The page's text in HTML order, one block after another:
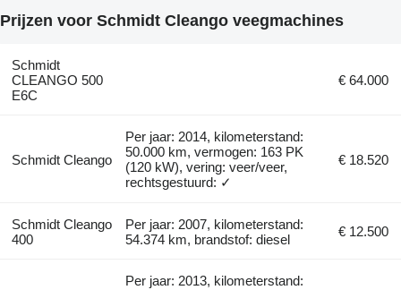
Prijzen voor Schmidt Cleango veegmachines
Schmidt
CLEANGO 500
E6C
€ 64.000
Schmidt Cleango
Per jaar: 2014, kilometerstand:
50.000 km, vermogen: 163 PK
(120 kW), vering: veer/veer,
rechtsgestuurd: ✓
€ 18.520
Schmidt Cleango
400
Per jaar: 2007, kilometerstand:
54.374 km, brandstof: diesel
€ 12.500
Per jaar: 2013, kilometerstand: